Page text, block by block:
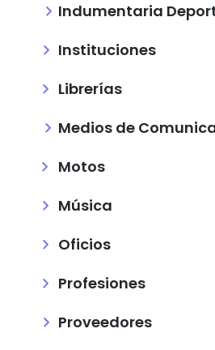
Indumentaria
Instituciones
Librerías
Medios de
Motos
Música
Oficios
Profesiones
Proveedores